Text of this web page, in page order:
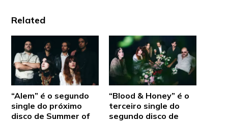
Related
“Alem” é o segundo
single do próximo
disco de Summer of
“Blood & Honey” é o
terceiro single do
segundo disco de